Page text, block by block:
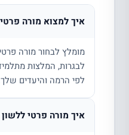
איך למצוא מורה
מומלץ לבחור מורה
לבגרות, המלצות
לפי הרמה והיעדים
איך מורה פרטי